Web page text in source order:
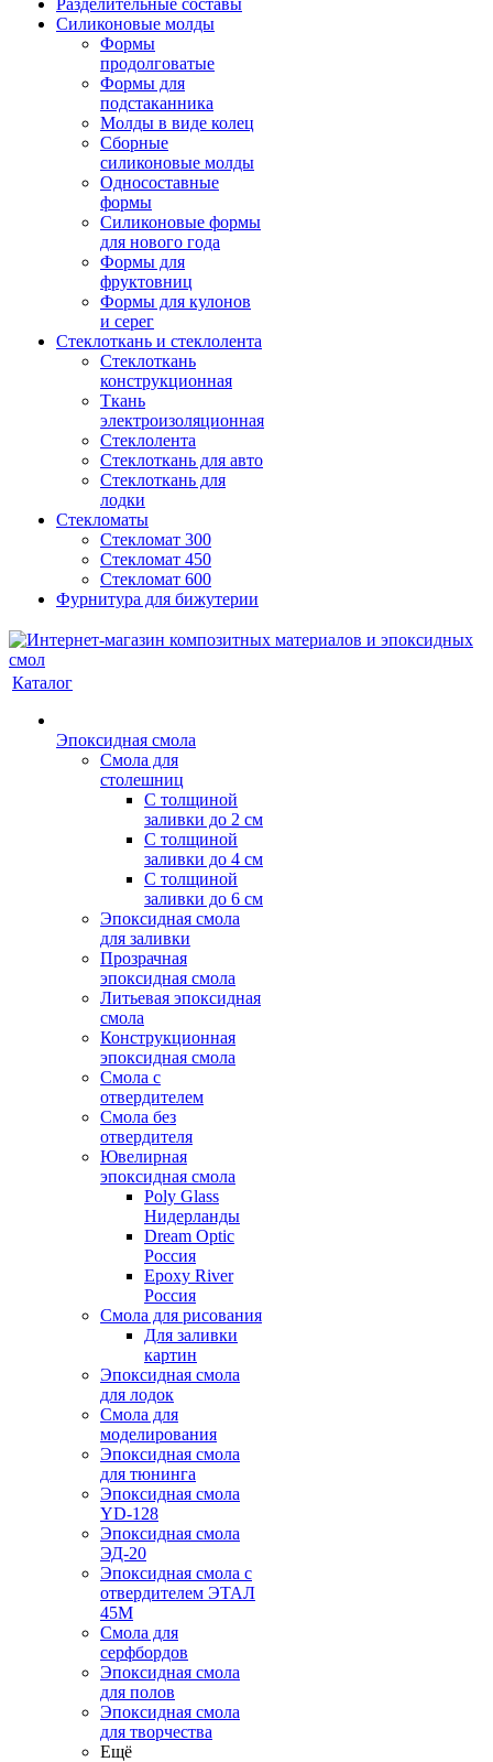
Разделительные составы
Силиконовые молды
Формы
продолговатые
Формы для
подстаканника
Молды в виде колец
Сборные
силиконовые молды
Односоставные
формы
Силиконовые формы
для нового года
Формы для
фруктовниц
Формы для кулонов
и серег
Стеклоткань и стеклолента
Стеклоткань
конструкционная
Ткань
электроизоляционная
Стеклолента
Стеклоткань для авто
Стеклоткань для
лодки
Стекломаты
Стекломат 300
Стекломат 450
Стекломат 600
Фурнитура для бижутерии
Каталог
Эпоксидная смола
Смола для
столешниц
С толщиной
заливки до 2 см
С толщиной
заливки до 4 см
С толщиной
заливки до 6 см
Эпоксидная смола
для заливки
Прозрачная
эпоксидная смола
Литьевая эпоксидная
смола
Конструкционная
эпоксидная смола
Смола с
отвердителем
Смола без
отвердителя
Ювелирная
эпоксидная смола
Poly Glass
Нидерланды
Dream Optic
Россия
Epoxy River
Россия
Смола для рисования
Для заливки
картин
Эпоксидная смола
для лодок
Смола для
моделирования
Эпоксидная смола
для тюнинга
Эпоксидная смола
YD-128
Эпоксидная смола
ЭД-20
Эпоксидная смола с
отвердителем ЭТАЛ
45М
Смола для
серфбордов
Эпоксидная смола
для полов
Эпоксидная смола
для творчества
Ещё